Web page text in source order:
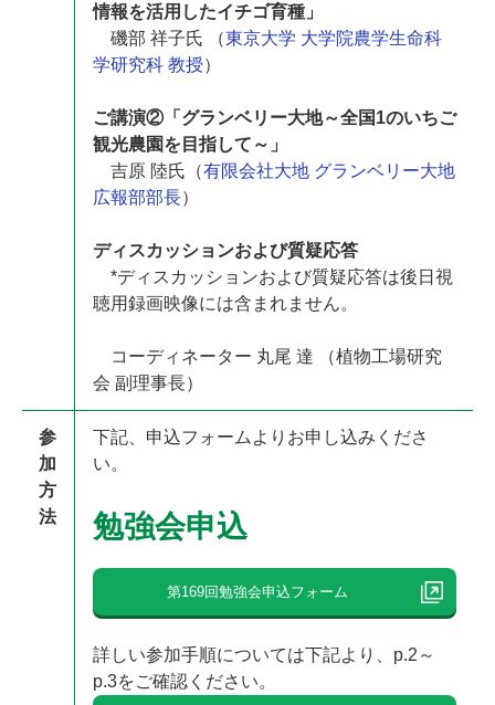
情報を活用したイチゴ育種」
磯部 祥子氏 （東京大学 大学院農学生命科
学研究科 教授）
ご講演②「グランベリー大地～全国1のいちご
観光農園を目指して～」
吉原 陸氏（有限会社大地 グランベリー大地
広報部部長）
ディスカッションおよび質疑応答
*ディスカッションおよび質疑応答は後日視
聴用録画映像には含まれません。
コーディネーター 丸尾 達 （植物工場研究
会 副理事長）
参
加
方
法
下記、申込フォームよりお申し込みくださ
い。
勉強会申込
第169回勉強会申込フォーム
詳しい参加手順については下記より、p.2～
p.3をご確認ください。